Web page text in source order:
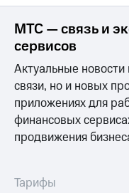
Порядок
акций
Дивиденды
Рынок
облигаций
Описание
Уведомление
о
МТС — связь и
сервисов
Актуальные новости
связи, но и новых
приложениях для
финансовых
продвижения
Тарифы